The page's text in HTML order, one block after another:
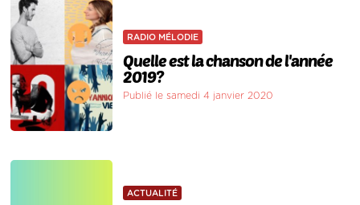
RADIO MÉLODIE
Quelle est la chanson de l'année
2019?
Publié le samedi 4 janvier 2020
ACTUALITÉ